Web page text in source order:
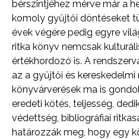
bérszintjéhez mérve már a
komoly gyűjtői döntéseket
évek végére pedig egyre
ritka könyv nemcsak
értékhordozó is. A
az a gyűjtői és
könyvárverések ma is
eredeti kötés, teljesség,
védettség, bibliográfiai
határozzák meg, hogy egy